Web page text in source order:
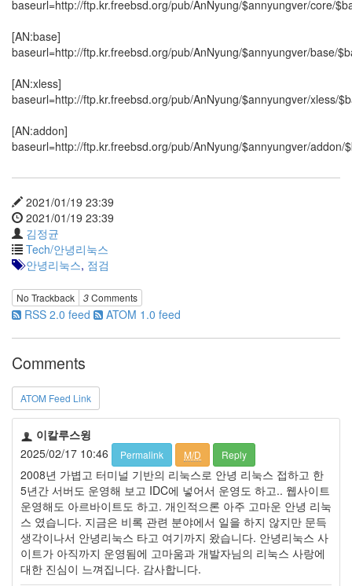
baseurl=http://ftp.kr.freebsd.org/pub/AnNyung/$annyungver/core/
[AN:base]
baseurl=http://ftp.kr.freebsd.org/pub/AnNyung/$annyungver/base/
[AN:xless]
baseurl=http://ftp.kr.freebsd.org/pub/AnNyung/$annyungver/xless/
[AN:addon]
baseurl=http://ftp.kr.freebsd.org/pub/AnNyung/$annyungver/addon/
2021/01/19 23:39
2021/01/19 23:39
김정균
Tech/안녕리눅스
안녕리눅스, 점검
No Trackback 3Comments
RSS 2.0 feed ATOM 1.0 feed
Comments
ATOM Feed Link
이칼루스윙
2025/02/17 10:46
Permalink M/D Reply
2008년 가볍고 터미널 기반의 리눅스로 안녕 리눅스 접하고 한
5년간 서버도 운영해 보고 IDC에 넣어서 운영도 하고.. 웹사이트
운영해도 아르바이트도 하고. 개인적으론 아주 고마운 안녕 리눅
스 였습니다. 지금은 비록 관련 분야에서 일을 하지 않지만 문득
생각이나서 안녕리눅스 타고 여기까지 왔습니다. 안녕리눅스 사
이트가 아직까지 운영됨에 고마움과 개발자님의 리눅스 사랑에
대한 진심이 느껴집니다. 감사합니다.
Scuba
Diving
제
품
뷰
5
Recent
Posts
Daweikala
AA
1.5V
Li-
ion
3800...
by
정
Daweikala
AA
1.5V
Li-
ion
1280...
1
by
김
정
균